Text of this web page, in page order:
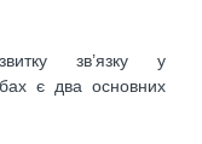
зв’язку у
є два основних